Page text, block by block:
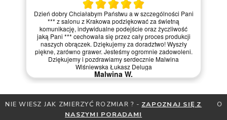
Dzień dobry Chciałabym Państwu a w szczególności Pani
*** z salonu z Krakowa podziękować za świetną
komunikację, indywidualne podejście oraz życzliwość
jaką Pani *** cechowała się przez cały proces produkcji
naszych obrączek. Dziękujemy za doradztwo! Wyszły
piękne, zarówno grawer. Jesteśmy ogromnie zadowoleni.
Dziękujemy i pozdrawiamy serdecznie Malwina
Wiśniewska Łukasz Deluga
Malwina W.
OTRZYMAJ BEZPŁATNĄ MIARKĘ JUBILERSKĄ ORAZ DO 30%
ZNIŻKIZAPISZ SIĘ DO NEWSLETTERA